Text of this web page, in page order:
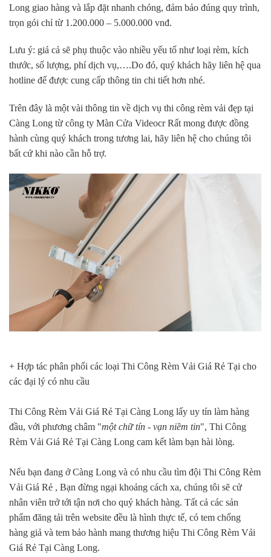
Long giao hàng và lắp đặt nhanh chóng, đảm bảo đúng quy trình,
trọn gói chỉ từ 1.200.000 – 5.000.000 vnđ.
Lưu ý: giá cả sẽ phụ thuộc vào nhiều yếu tố như loại rèm, kích
thước, số lượng, phí dịch vụ,….Do đó, quý khách hãy liên hệ qua
hotline để được cung cấp thông tin chi tiết hơn nhé.
Trên đây là một vài thông tin về dịch vụ thi công rèm vải đẹp tại
Càng Long từ công ty Màn Cửa Videocr Rất mong được đồng
hành cùng quý khách trong tương lai, hãy liên hệ cho chúng tôi
bất cứ khi nào cần hỗ trợ.
+ Hợp tác phân phối các loại Thi Công Rèm Vải Giá Rẻ Tại cho
các đại lý có nhu cầu
Thi Công Rèm Vải Giá Rẻ Tại Càng Long lấy uy tín làm hàng
đầu, với phương châm "một chữ tín - vạn niềm tin", Thi Công
Rèm Vải Giá Rẻ Tại Càng Long cam kết làm bạn hài lòng.
Nếu bạn đang ở Càng Long và có nhu cầu tìm đội Thi Công Rèm
Vải Giá Rẻ , Bạn đừng ngại khoảng cách xa, chúng tôi sẽ cử
nhân viên trở tới tận nơi cho quý khách hàng. Tất cả các sản
phẩm đăng tải trên website đều là hình thực tế, có tem chống
hàng giả và tem bảo hành mang thương hiệu Thi Công Rèm Vải
Giá Rẻ Tại Càng Long.